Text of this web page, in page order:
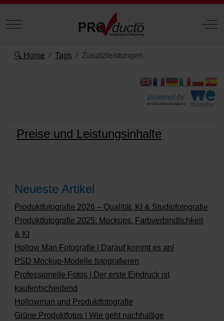
Mobile Menu Toggle Off-
🔍 Home Tags Zusatzleistungen
powered by:
einfache Datenübertragung
Preise und Leistungsinhalte
Neueste Artikel
Produktfotografie 2026 – Qualität, KI & Studiofotografie
Produktfotografie 2025: Mockups, Farbverbindlichkeit
& KI
Hollow Man Fotografie | Darauf kommt es an!
PSD Mockup-Modelle fotografieren
Professionelle Fotos | Der erste Eindruck ist
kaufentscheidend
Hollowman und Produktfotografie
Grüne Produktfotos | Wie geht nachhaltige